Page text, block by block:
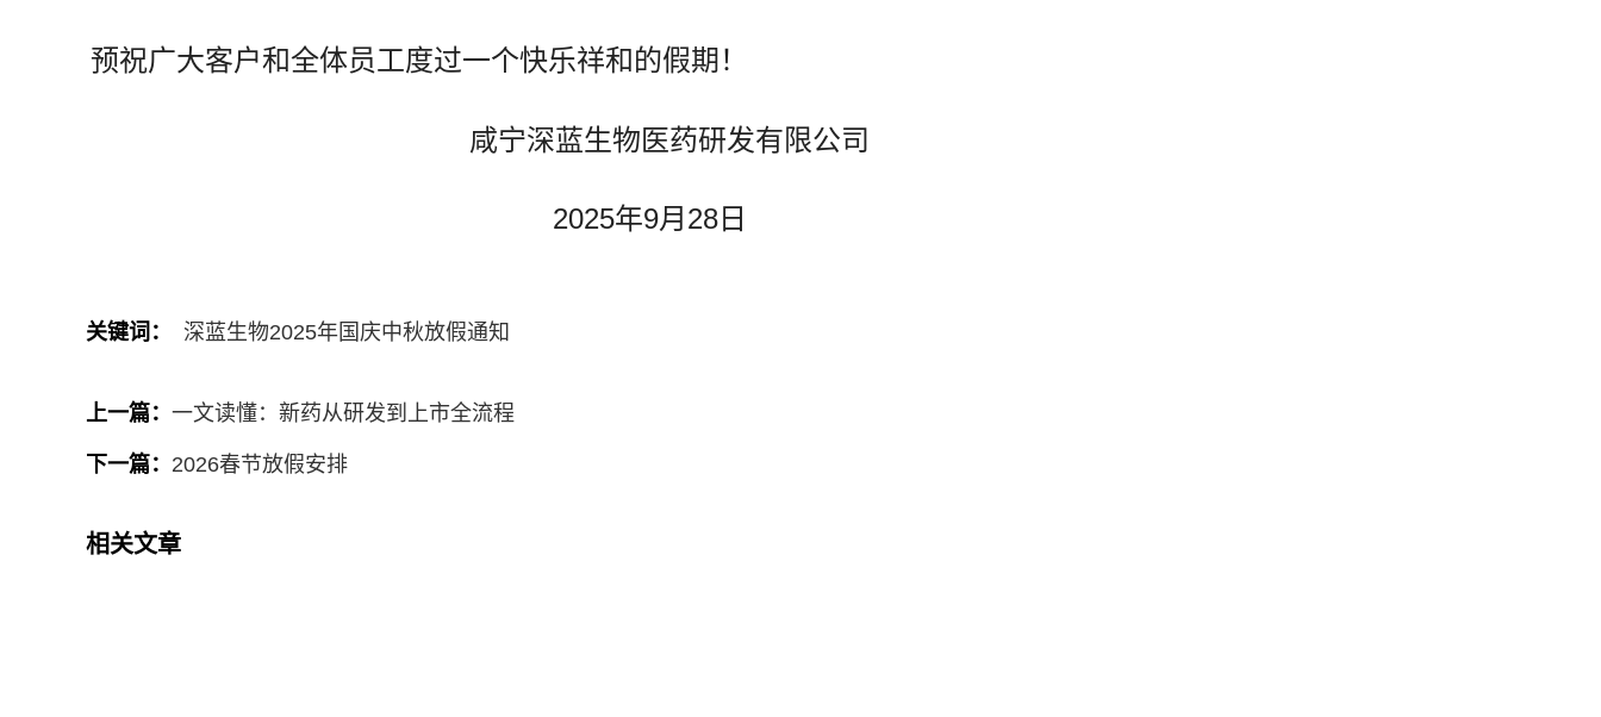
预祝广大客户和全体员工度过一个快乐祥和的假期！
咸宁深蓝生物医药研发有限公司
2025年9月28日
关键词： 深蓝生物2025年国庆中秋放假通知
上一篇： 一文读懂：新药从研发到上市全流程
下一篇： 2026春节放假安排
相关文章